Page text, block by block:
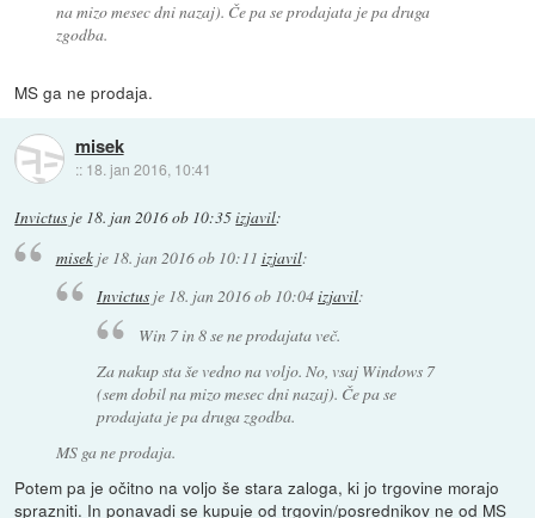
na mizo mesec dni nazaj). Če pa se prodajata je pa druga
zgodba.
MS ga ne prodaja.
misek
:: 18. jan 2016, 10:41
Invictus je 18. jan 2016 ob 10:35izjavil:
misekje 18. jan 2016 ob 10:11 izjavil:
Invictus je 18. jan 2016 ob 10:04izjavil:
Win 7 in 8 se ne prodajata več.
Za nakup sta še vedno na voljo. No, vsaj Windows 7
(sem dobil na mizo mesec dni nazaj). Če pa se
prodajata je pa druga zgodba.
MS ga ne prodaja.
Potem pa je očitno na voljo še stara zaloga, ki jo trgovine morajo
sprazniti. In ponavadi se kupuje od trgovin/posrednikov ne od MS